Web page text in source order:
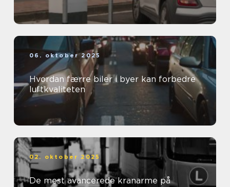
06. oktober 2025
Hvordan færre biler i byer kan forbedre
luftkvaliteten
02. oktober 2025
De mest avancerede kranarme på